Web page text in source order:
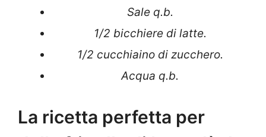
Sale q.b.
1/2 bicchiere di latte.
1/2 cucchiaino di zucchero.
Acqua q.b.
La ricetta perfetta per